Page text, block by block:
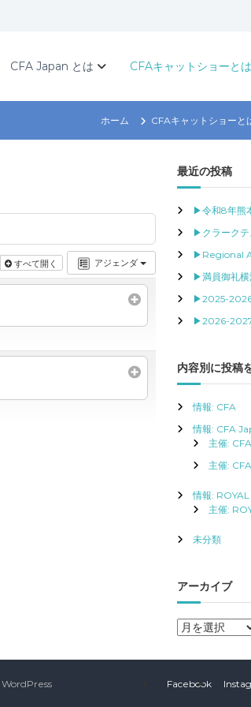
CFA Japan とは CFAキャットショーとは
ホーム CFAキャットショーと
アジェンダ
すべて開く
最近の投稿
▶令和8年熊
▶クラーク
▶Regional
▶満員御礼横
▶2025-
▶2026-2027
内容別に投稿
情報: CFA
情報: CFA
主催:
主催:
情報:
主催:
未分類
アーカイブ
ア
カ
ブ
WordPress Facebook